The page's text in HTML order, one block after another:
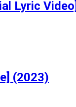
Lyric Video]
(2023)